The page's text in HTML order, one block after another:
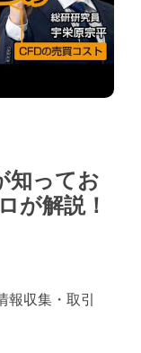
知ってお
が解説！
収集・取引